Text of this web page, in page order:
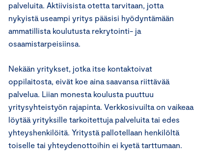
palveluita. Aktiivisista otetta tarvitaan, jotta
nykyistä useampi yritys pääsisi hyödyntämään
ammatillista koulutusta rekrytointi- ja
osaamistarpeisiinsa.
Nekään yritykset, jotka itse kontaktoivat
oppilaitosta, eivät koe aina saavansa riittävää
palvelua. Liian monesta koulusta puuttuu
yritysyhteistyön rajapinta. Verkkosivuilta on vaikeaa
löytää yrityksille tarkoitettuja palveluita tai edes
yhteyshenkilöitä. Yritystä pallotellaan henkilöltä
toiselle tai yhteydenottoihin ei kyetä tarttumaan.